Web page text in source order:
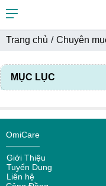
Trang chủ / Chuyên
MỤC LỤC
OmiCare
Giới Thiệu
Tuyển Dụng
Liên hệ